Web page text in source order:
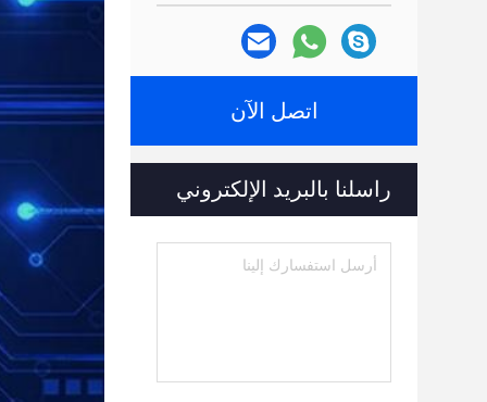
اتصل الآن
راسلنا بالبريد الإلكتروني